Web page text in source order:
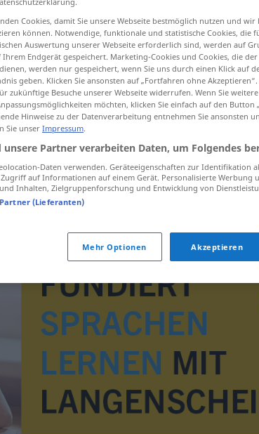
govorkati
govorkati
Cookies, damit Sie unsere Webseite bestmöglich nutzen und wir
können. Notwendige, funktionale und statistische Cookies, die
Auswertung unserer Webseite erforderlich sind, werden auf
Ihrem Endgerät gespeichert. Marketing-Cookies und Cookies, die
werden nur gespeichert, wenn Sie uns durch einen Klick auf
geben. Klicken Sie ansonsten auf „Fortfahren ohne
zukünftige Besuche unserer Webseite widerrufen. Wenn Sie
möchten, klicken Sie einfach auf den Button
Hinweise zu der Datenverarbeitung entnehmen Sie ansonsten
Sie unser Impressum.
unsere Partner verarbeiten Daten, um Folgendes
Daten verwenden. Geräteeigenschaften zur Identifikation
auf Informationen auf einem Gerät. Personalisierte Werbung
Inhalten, Zielgruppenforschung und Entwicklung von
(Lieferanten)
Mehr Optionen Akzeptieren